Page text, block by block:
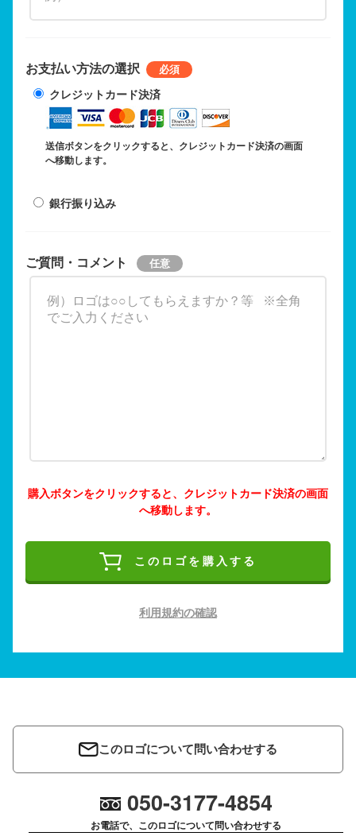
お支払い方法の選択
クレジットカード決済
送信ボタンをクリックすると、クレジットカード決済の画面
へ移動します。
銀行振り込み
ご質問・コメント
購入ボタンをクリックすると、クレジットカード決済の画面
へ移動します。
このロゴを購入する
利用規約の確認
このロゴについて問い合わせする
050-3177-4854
お電話で、このロゴについて問い合わせする